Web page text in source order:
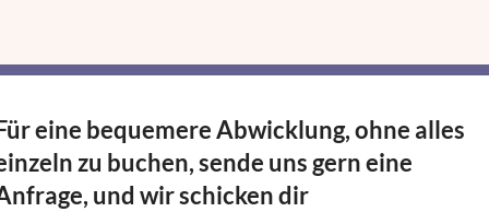
eine bequemere Abwicklung, ohne alles
zu buchen, sende uns gern eine
und wir schicken dir